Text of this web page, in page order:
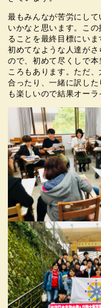
最もみんなが苦労にし
いかなと思います。こ
ることを最終目標にい
初めてなような人達が
ので、初めて尽くしで
ころもあります。ただ
合ったり、一緒に訳し
も楽しいので結果オーラ